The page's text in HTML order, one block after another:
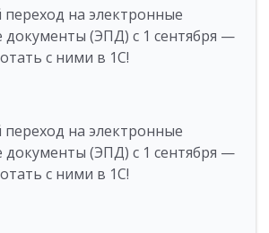
на электронные
документы (ЭПД) с 1 сентября —
с ними в 1С!
на электронные
документы (ЭПД) с 1 сентября —
с ними в 1С!